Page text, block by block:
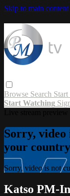
Skip to main content
Browse Search
Start Watching
Sorry,
your country
Sorry, video is not
Katso PM-